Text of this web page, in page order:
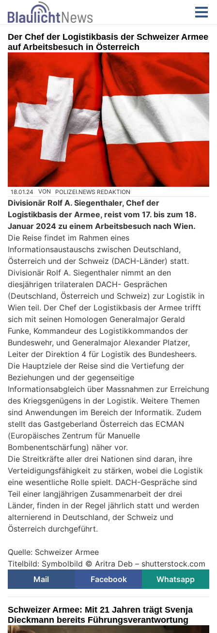
Der Chef der Logistikbasis der Schweizer Armee
auf Arbeitsbesuch in Österreich
18.01.24 VON POLIZEI.NEWS REDAKTION
Divisionär Rolf A. Siegenthaler, Chef der
Logistikbasis der Armee, reist vom 17. bis zum 18.
Januar 2024 zu einem Arbeitsbesuch nach Wien.
Die Reise findet im Rahmen eines
Informationsaustauschs zwischen Deutschland,
Österreich und der Schweiz (DACH-Länder) statt.
Divisionär Rolf A. Siegenthaler nimmt an den
diesjährigen trilateralen DACH- Gesprächen
(Deutschland, Österreich und Schweiz) zur Logistik in
Wien teil. Der Chef der Logistikbasis der Armee trifft
sich mit seinen Homologen Generalmajor Gerald
Funke, Kommandeur des Logistikkommandos der
Bundeswehr, und Generalmajor Alexander Platzer,
Leiter der Direktion 4 für Logistik des Bundesheers.
Die Hauptziele der Reise sind die Vertiefung der
Beziehungen und der gegenseitige
Informationsabgleich über Massnahmen zur Erreichung
des Kriegsgenügens in der Logistik. Weitere Themen
sind Anwendungen im Bereich der Informatik. Zudem
stellt das Gastgeberland Österreich das ECMAN
(Europäisches Zentrum für Manuelle
Bombenentschärfung) näher vor.
Die Streitkräfte aller drei Nationen sind daran, ihre
Verteidigungsfähigkeit zu stärken, wobei die Logistik
eine wesentliche Rolle spielt. DACH-Gespräche sind
Teil einer langjährigen Zusammenarbeit der drei
Länder, finden in der Regel jährlich statt und werden
alternierend in Deutschland, der Schweiz und
Österreich durchgeführt.
Quelle: Schweizer Armee
Titelbild: Symbolbild © Aritra Deb – shutterstock.com
Mail
Facebook Whatsapp
Schweizer Armee: Mit 21 Jahren trägt Svenja
Dieckmann bereits Führungsverantwortung